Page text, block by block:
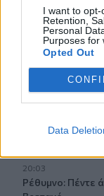
I want to opt-
Retention,
Personal
Purposes for
Opted Out
Data
των ΗΠΑ για τη
Θλίψη για τον
υιοθεσία στην
με φρικτό τρόπο
Καλύτερη η
20:03
Ρέθυμνο: Πέντε